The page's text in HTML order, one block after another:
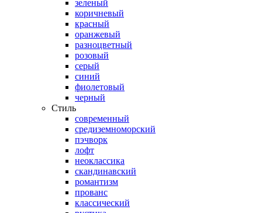
зеленый
коричневый
красный
оранжевый
разноцветный
розовый
серый
синий
фиолетовый
черный
Стиль
современный
средиземноморский
пэчворк
лофт
неоклассика
скандинавский
романтизм
прованс
классический